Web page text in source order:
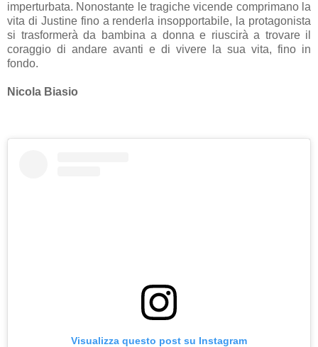
imperturbata. Nonostante le tragiche vicende comprimano la
vita di Justine fino a renderla insopportabile, la protagonista
si trasformerà da bambina a donna e riuscirà a trovare il
coraggio di andare avanti e di vivere la sua vita, fino in
fondo.
Nicola Biasio
Visualizza questo post su Instagram